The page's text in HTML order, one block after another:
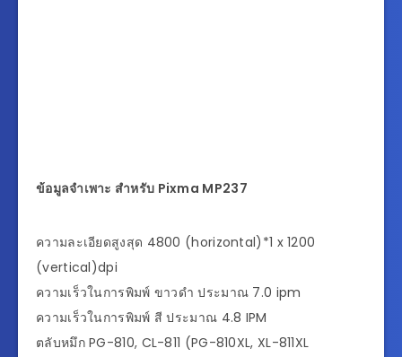
ข้อมูลจำเพาะ สำหรับ Pixma MP237
ความละเอียดสูงสุด 4800 (horizontal)*1 x 1200
(vertical)dpi
ความเร็วในการพิมพ์ ขาวดำ ประมาณ 7.0 ipm
ความเร็วในการพิมพ์ สี ประมาณ 4.8 IPM
ตลับหมึก PG-810, CL-811 (PG-810XL, XL-811XL